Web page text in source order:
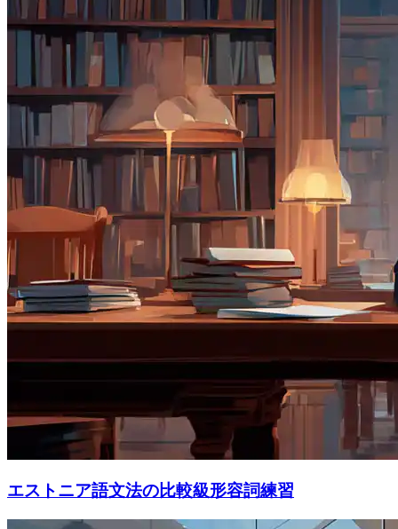
エストニア語文法の比較級形容詞練習